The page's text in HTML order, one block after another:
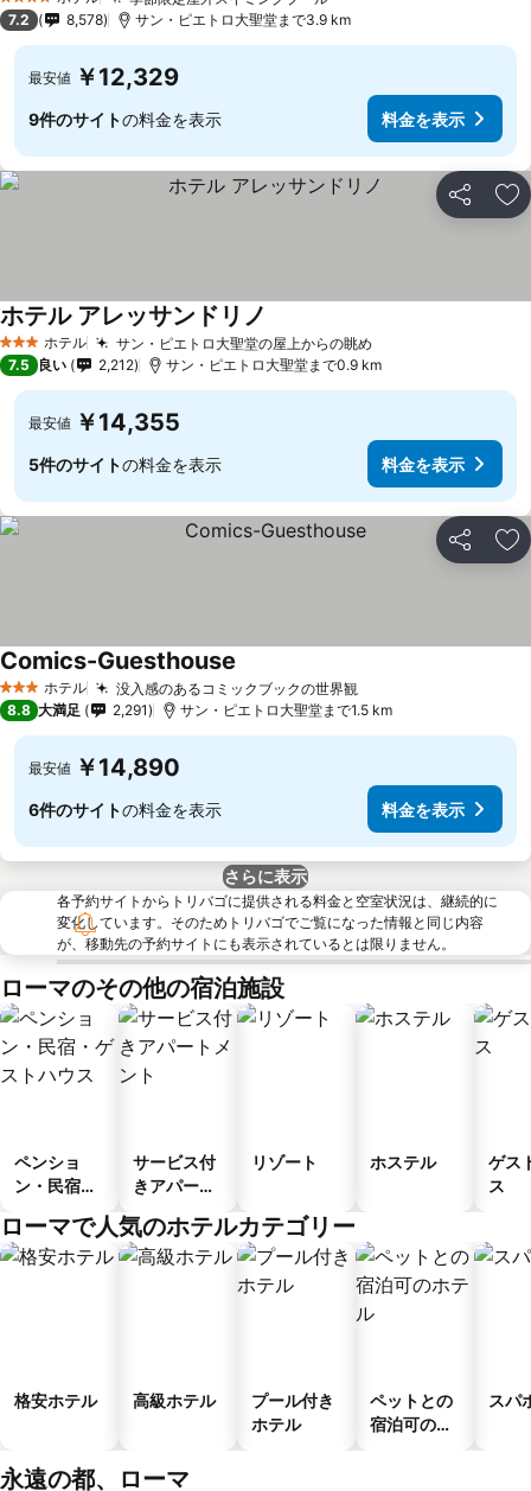
4 ホテルのランク
7.2 8,578 サン・ピエトロ大聖堂まで3.9 km
最安値 ￥12,329
9件のサイトの料金を表示 料金を表示
シェア お
3 ホテルのランク
ホテル サン・ピエトロ大聖堂の屋上からの眺め
ホテル アレッサンドリノ
7.5 良い 2,212 サン・ピエトロ大聖堂まで0.9 km
最安値 ￥14,355
5件のサイトの料金を表示 料金を表示
シェア お
3 ホテルのランク
ホテル 没入感のあるコミックブックの世界観
Comics-Guesthouse
8.8 大満足 2,291 サン・ピエトロ大聖堂まで1.5 km
最安値 ￥14,890
6件のサイトの料金を表示 料金を表示
さらに表示
各予約サイトからトリバゴに提供される料金と空室状況は、継続的に
変化しています。そのためトリバゴでご覧になった情報と同じ内容
が、移動先の予約サイトにも表示されているとは限りません。
ローマのその他の宿泊施設
ペンショ
ン・民宿・
ス
サービス付
きアパート
リゾート ホステル
ゲス
ス
ローマで人気のホテルカテゴリー
格安ホテル 高級ホテル
プール付き
ホテル
ペットとの
宿泊可のホ
スパ
永遠の都、ローマ